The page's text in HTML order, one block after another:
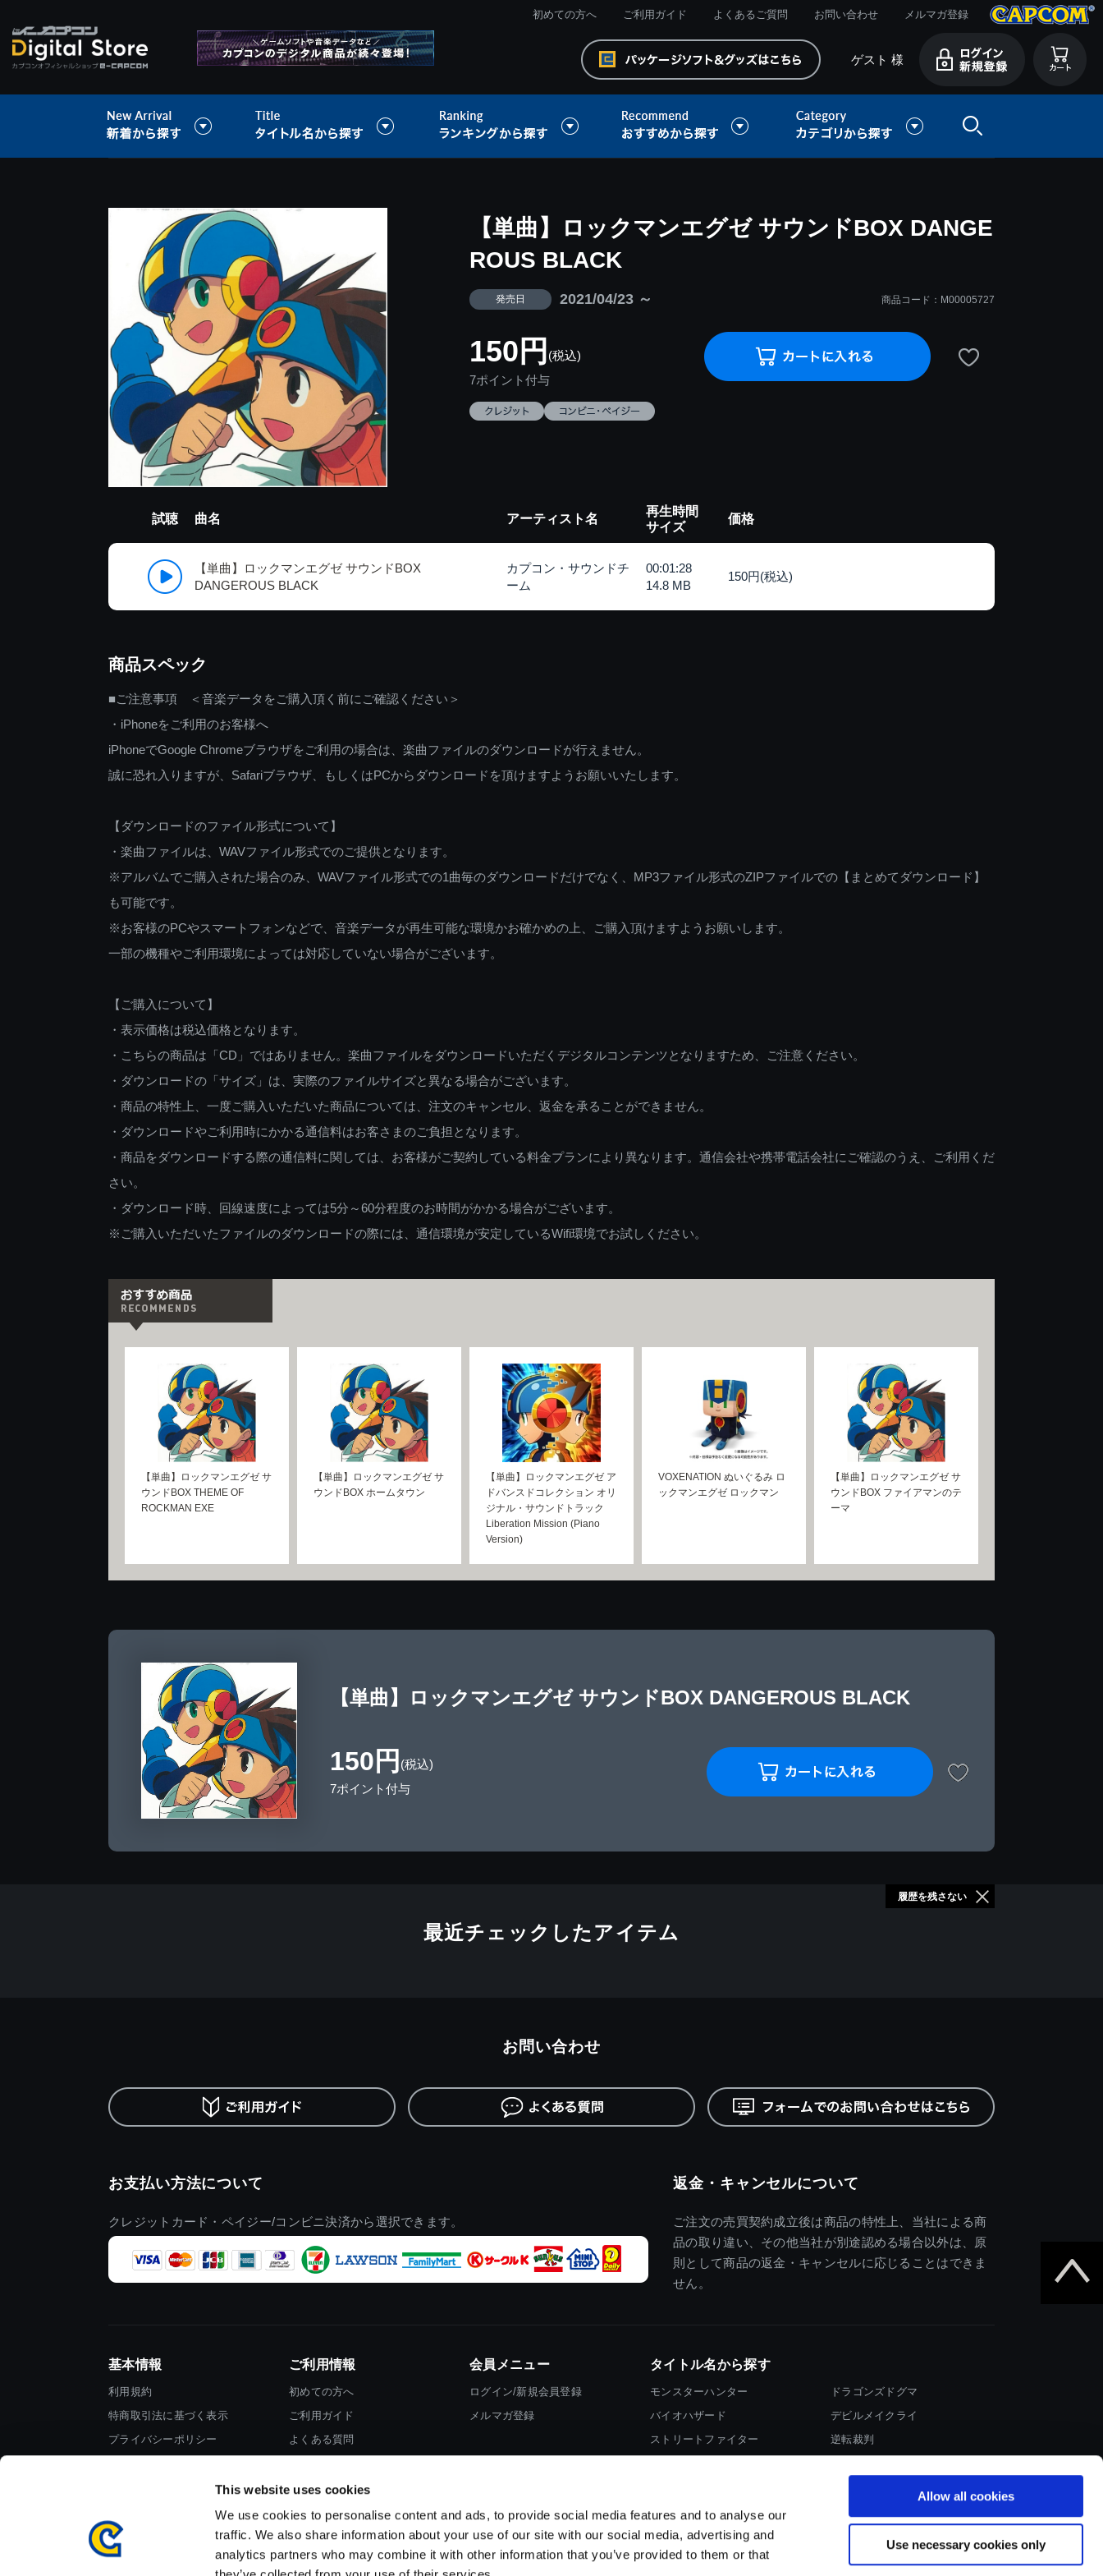
This website uses cookies
We use cookies to personalise content and ads, to provide social media features and to analyse our
traffic. We also share information about your use of our site with our social media, advertising and
analytics partners who may combine it with other information that you’ve provided to them or that
Allow all cookies
Use necessary cookies only
初めての方へ ご利用ガイド よくあるご質問 お問い合わせ メルマガ登録
ゲスト 様
> 音楽データ
【単曲】ロックマンエグゼ サウンドBOX DANGE
ROUS BLACK
発売日 2021/04/23 ～ 商品コード：M00005727
150円 (税込)
7ポイント付与
試聴 曲名 アーティスト名
再生時間
サイズ
価格
【単曲】ロックマンエグゼ サウンドBOX
DANGEROUS BLACK
カプコン・サウンドチ
ーム
00:01:28
14.8 MB
150円(税込)
商品スペック
■ご注意事項 ＜音楽データをご購入頂く前にご確認ください＞
・iPhoneをご利用のお客様へ
iPhoneでGoogle Chromeブラウザをご利用の場合は、楽曲ファイルのダウンロードが行えません。
誠に恐れ入りますが、Safariブラウザ、もしくはPCからダウンロードを頂けますようお願いいたします。
【ダウンロードのファイル形式について】
・楽曲ファイルは、WAVファイル形式でのご提供となります。
※アルバムでご購入された場合のみ、WAVファイル形式での1曲毎のダウンロードだけでなく、MP3ファイル形式のZIPファイルでの【まとめてダウンロード】
も可能です。
※お客様のPCやスマートフォンなどで、音楽データが再生可能な環境かお確かめの上、ご購入頂けますようお願いします。
一部の機種やご利用環境によっては対応していない場合がございます。
【ご購入について】
・表示価格は税込価格となります。
・こちらの商品は「CD」ではありません。楽曲ファイルをダウンロードいただくデジタルコンテンツとなりますため、ご注意ください。
・ダウンロードの「サイズ」は、実際のファイルサイズと異なる場合がございます。
・商品の特性上、一度ご購入いただいた商品については、注文のキャンセル、返金を承ることができません。
・ダウンロードやご利用時にかかる通信料はお客さまのご負担となります。
・商品をダウンロードする際の通信料に関しては、お客様がご契約している料金プランにより異なります。通信会社や携帯電話会社にご確認のうえ、ご利用くだ
さい。
・ダウンロード時、回線速度によっては5分～60分程度のお時間がかかる場合がございます。
※ご購入いただいたファイルのダウンロードの際には、通信環境が安定しているWifi環境でお試しください。
【単曲】ロックマンエグゼ サ
ウンドBOX THEME OF
ROCKMAN EXE
【単曲】ロックマンエグゼ サ
ウンドBOX ホームタウン
【単曲】ロックマンエグゼ ア
ドバンスドコレクション オリ
ジナル・サウンドトラック
Liberation Mission (Piano
Version)
VOXENATION ぬいぐるみ ロ
ックマンエグゼ ロックマン
【単曲】ロックマンエグゼ サ
ウンドBOX ファイアマンのテ
ーマ
【単曲】ロックマンエグゼ サウンドBOX DANGEROUS BLACK
150円 (税込)
7ポイント付与
最近チェックしたアイテム
履歴を残さない
お支払い方法について
クレジットカード・ペイジー/コンビニ決済から選択できます。
返金・キャンセルについて
ご注文の売買契約成立後は商品の特性上、当社による商
品の取り違い、その他当社が別途認める場合以外は、原
則として商品の返金・キャンセルに応じることはできま
せん。
お問い合わせ
基本情報
利用規約
特商取引法に基づく表示
プライバシーポリシー
ご利用情報
初めての方へ
ご利用ガイド
よくある質問
会員メニュー
ログイン/新規会員登録
メルマガ登録
タイトル名から探す
モンスターハンター
バイオハザード
ストリートファイター
ドラゴンズドグマ
デビルメイクライ
逆転裁判